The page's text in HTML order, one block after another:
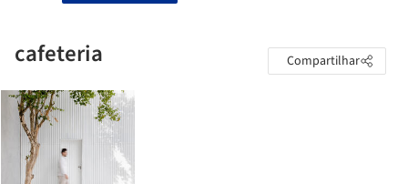
cafeteria Compartilhar